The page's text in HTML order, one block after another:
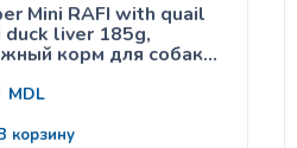
Mini RAFI with quail
duck liver 185g,
корм для собак с
и печенью
MDL
корзину